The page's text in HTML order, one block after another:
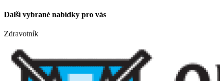
Další vybrané nabídky pro vás
Zdravotník